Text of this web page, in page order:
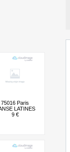
75016 Paris
LATINES
9 €